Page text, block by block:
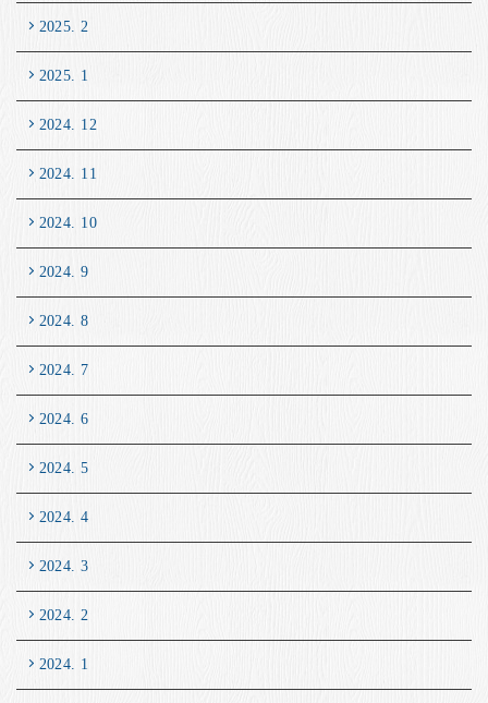
2025. 2
2025. 1
2024. 12
2024. 11
2024. 10
2024. 9
2024. 8
2024. 7
2024. 6
2024. 5
2024. 4
2024. 3
2024. 2
2024. 1